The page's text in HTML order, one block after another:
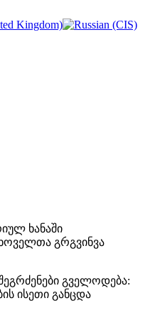
ხანაში
გრგვინვა
გველოდება:
ისეთი განცდა